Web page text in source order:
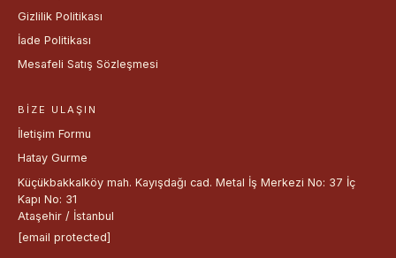
Gizlilik Politikası
İade Politikası
Mesafeli Satış Sözleşmesi
BIZE ULAŞIN
İletişim Formu
Hatay Gurme
Küçükbakkalköy mah. Kayışdağı cad. Metal İş Merkezi No: 37 İç
Kapı No: 31
Ataşehir / İstanbul
[email protected]